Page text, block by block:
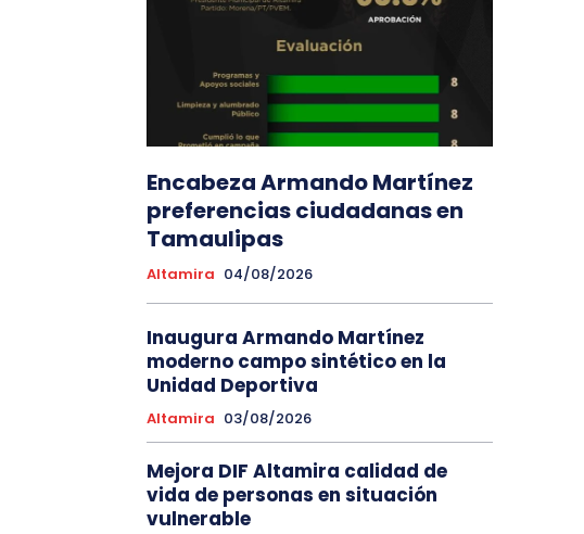
Encabeza Armando Martínez
preferencias ciudadanas en
Tamaulipas
Altamira 04/08/2026
Inaugura Armando Martínez
moderno campo sintético en la
Unidad Deportiva
Altamira 03/08/2026
Mejora DIF Altamira calidad de
vida de personas en situación
vulnerable